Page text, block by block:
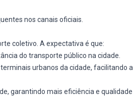
nos canais oficiais.
coletivo. A expectativa é que:
do transporte público na cidade.
urbanos da cidade, facilitando a
garantindo mais eficiência e qualidade